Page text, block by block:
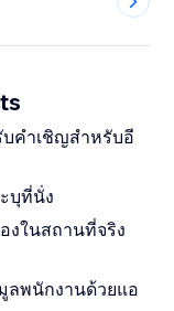
คำเชิญสำหรับอี
บุที่นั่ง
งในสถานที่จริง
ลพนักงานด้วยแอ